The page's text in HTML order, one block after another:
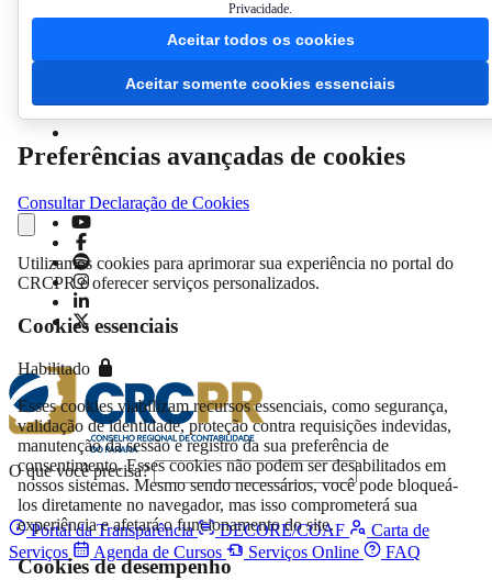
Acessibilidade
O que você precisa?
Portal da Transparência DECORE/COAF
Carta de
Serviços
Agenda de Cursos Serviços Online FAQ
Privacidade.
Aceitar todos os cookies
Aceitar somente cookies essenciais
Preferências avançadas de cookies
Consultar Declaração de Cookies
Utilizamos cookies para aprimorar sua experiência no portal do
CRCPR e oferecer serviços personalizados.
Cookies essenciais
Habilitado
Esses cookies viabilizam recursos essenciais, como segurança,
validação de identidade, proteção contra requisições indevidas,
manutenção da sessão e registro da sua preferência de
consentimento. Esses cookies não podem ser desabilitados em
nossos sistemas. Mesmo sendo necessários, você pode bloqueá-
los diretamente no navegador, mas isso comprometerá sua
experiência e afetará o funcionamento do site.
Cookies de desempenho